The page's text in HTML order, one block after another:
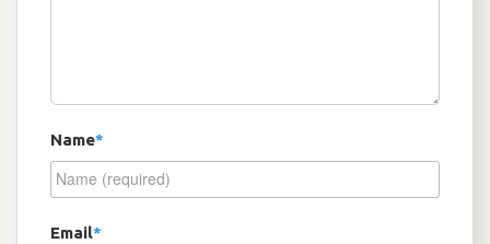
Name*
Email*